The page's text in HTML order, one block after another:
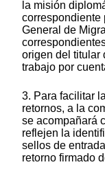
la misión
correspondiente
General de
origen del titular
trabajo por
3. Para facilitar
retornos, a la
se acompañará
reflejen la
sellos de
retorno firmado